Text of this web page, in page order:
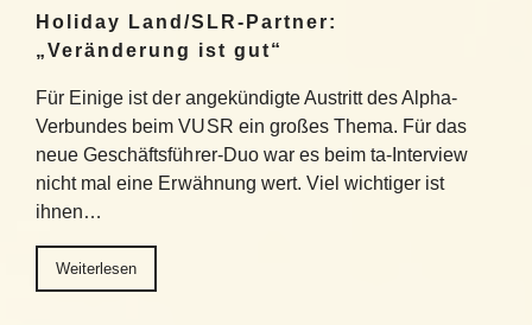
Holiday Land/SLR-Partner:
„Veränderung ist gut“
Für Einige ist der angekündigte Austritt des Alpha-
Verbundes beim VUSR ein großes Thema. Für das
neue Geschäftsführer-Duo war es beim ta-Interview
nicht mal eine Erwähnung wert. Viel wichtiger ist
ihnen…
Weiterlesen